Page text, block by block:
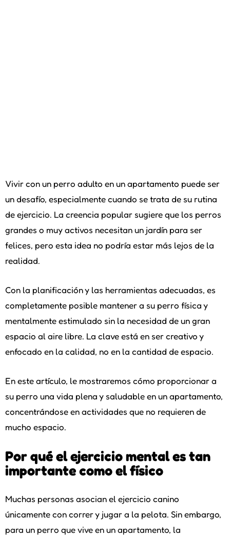
Vivir con un perro adulto en un apartamento puede ser
un desafío, especialmente cuando se trata de su rutina
de ejercicio. La creencia popular sugiere que los perros
grandes o muy activos necesitan un jardín para ser
felices, pero esta idea no podría estar más lejos de la
realidad.
Con la planificación y las herramientas adecuadas, es
completamente posible mantener a su perro física y
mentalmente estimulado sin la necesidad de un gran
espacio al aire libre. La clave está en ser creativo y
enfocado en la calidad, no en la cantidad de espacio.
En este artículo, le mostraremos cómo proporcionar a
su perro una vida plena y saludable en un apartamento,
concentrándose en actividades que no requieren de
mucho espacio.
Por qué el ejercicio mental es tan
importante como el físico
Muchas personas asocian el ejercicio canino
únicamente con correr y jugar a la pelota. Sin embargo,
para un perro que vive en un apartamento, la